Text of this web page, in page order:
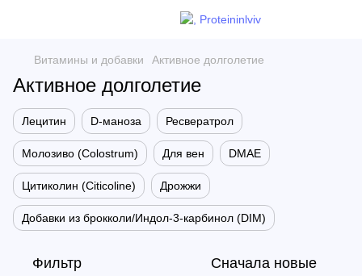
Витамины и добавки Активное долголетие
Активное долголетие
Лецитин D-маноза Ресвератрол
Молозиво (Colostrum) Для вен DMAE
Цитиколин (Citicoline) Дрожжи
Добавки из брокколи/Индол-3-карбинол (DIM)
Фильтр Сначала новые